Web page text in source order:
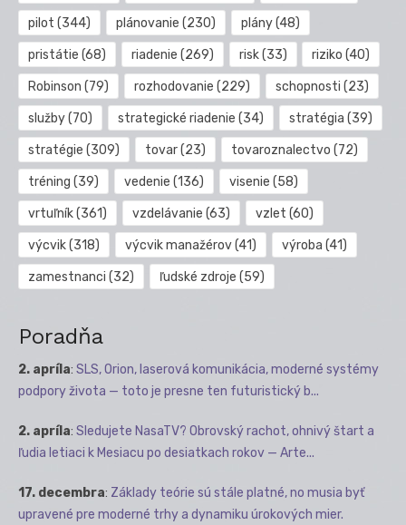
pilot (344) plánovanie (230) plány(48)
pristátie (68) riadenie (269) risk(33) riziko (40)
Robinson (79) rozhodovanie (229) schopnosti (23)
služby(70) strategické riadenie (34) stratégia (39)
stratégie (309) tovar(23) tovaroznalectvo (72)
tréning (39) vedenie (136) visenie (58)
vrtuľník(361) vzdelávanie (63) vzlet (60)
výcvik(318) výcvik manažérov(41) výroba (41)
zamestnanci (32) ľudské zdroje (59)
Poradňa
2. apríla: SLS, Orion, laserová komunikácia, moderné systémy
podpory života — toto je presne ten futuristický b...
2. apríla: Sledujete NasaTV? Obrovský rachot, ohnivý štart a
ľudia letiaci k Mesiacu po desiatkach rokov — Arte...
17. decembra: Základy teórie sú stále platné, no musia byť
upravené pre moderné trhy a dynamiku úrokových mier.